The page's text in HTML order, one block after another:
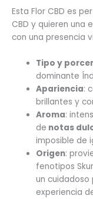
Esta Flor CBD es
CBD y quieren una
con una presencia
Tipo y
dominante
Apariencia:
brillantes y
Aroma:
de notas
imposible de
Origen:
fenotipos
un cuidadoso
experiencia